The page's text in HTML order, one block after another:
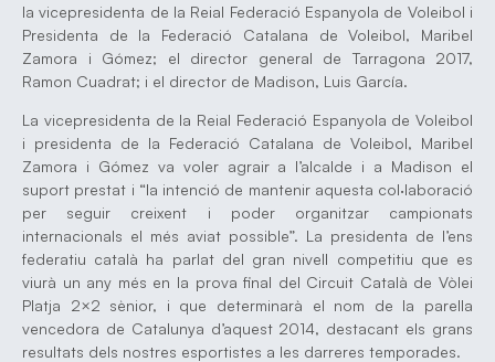
la vicepresidenta de la Reial Federació Espanyola de Voleibol i
Presidenta de la Federació Catalana de Voleibol, Maribel
Zamora i Gómez; el director general de Tarragona 2017,
Ramon Cuadrat; i el director de Madison, Luis García.
La vicepresidenta de la Reial Federació Espanyola de Voleibol
i presidenta de la Federació Catalana de Voleibol, Maribel
Zamora i Gómez va voler agrair a l’alcalde i a Madison el
suport prestat i “la intenció de mantenir aquesta col·laboració
per seguir creixent i poder organitzar campionats
internacionals el més aviat possible”. La presidenta de l’ens
federatiu català ha parlat del gran nivell competitiu que es
viurà un any més en la prova final del Circuit Català de Vòlei
Platja 2×2 sènior, i que determinarà el nom de la parella
vencedora de Catalunya d’aquest 2014, destacant els grans
resultats dels nostres esportistes a les darreres temporades.